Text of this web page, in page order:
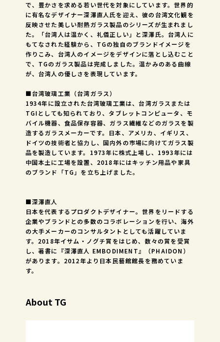
で、豊かさを求める若い世代を対象にしています。世界的
に有名なデザイナー深澤直人氏を迎え、彼の台湾文化観を
反映させた美しい耐熱ガラス製品のシリーズが生まれまし
た。「台湾人は温かく、礼儀正しい」と深澤氏。台湾人に
もてなされた経験から、TGの独自のブランドイメージを
作りこみ、台湾人のイメージをデザインに落とし込むこと
で、TGのガラス製品は完成しました。温かみのある曲線
が、台湾人の優しさを表現しています。
■台湾玻璃工業（台湾ガラス）
1934年に設立された台湾玻璃工業は、台湾ガラスまたは
TGIとしても知られており、タブレットコンピュータ、モ
バイル機器、食品保存容器、ガラス繊維などのガラスを製
造するガラスメーカーです。日本、アメリカ、イギリス、
ドイツの技術者と協力し、国内外の市場に向けてガラス製
品を製造しています。1973年に株式上場し、1993年には
中国本土に工場を設置、2018年にはキッチン用品や家具
のブランド「TG」を立ち上げました。
■深澤直人
日本を代表するプロダクトデザイナー。世界をリードする
企業やブランドとの多数のコラボレーションを行い、海外
の大手メーカーのコンサルタントとしても活躍していま
す。2018年イサム・ノグチ賞をはじめ、数々の賞を受賞
し、著書に『深澤直人 EMBODIMENT』（PHAIDON）
があります。2012年より日本民藝館館長を務めていま
す。
About TG